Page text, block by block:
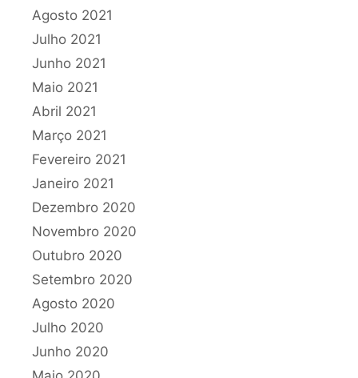
Agosto 2021
Julho 2021
Junho 2021
Maio 2021
Abril 2021
Março 2021
Fevereiro 2021
Janeiro 2021
Dezembro 2020
Novembro 2020
Outubro 2020
Setembro 2020
Agosto 2020
Julho 2020
Junho 2020